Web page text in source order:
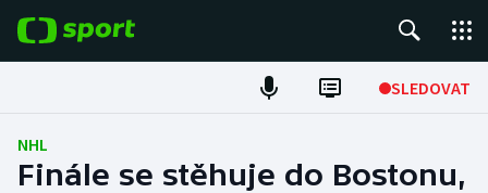
SLEDOVAT
Fotbal
NHL
Finále se stěhuje do Bostonu,